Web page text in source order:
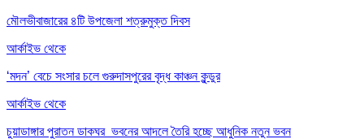
মৌলভীবাজারের ৪টি উপজেলা শত্রুমুক্ত দিবস
আর্কাইভ থেকে
‘মদন’ বেচে সংসার চলে গুরুদাসপুরের বৃদ্ধ কাঞ্চন কুন্ডুর
আর্কাইভ থেকে
চুয়াডাঙ্গার পুরাতন ডাকঘর ভবনের আদলে তৈরি হচ্ছে আধুনিক নতুন ভবন